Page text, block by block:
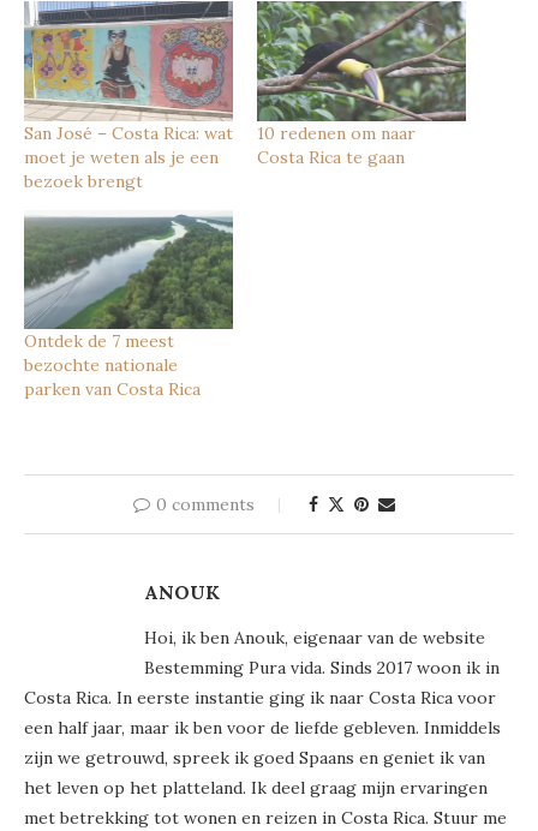
San José – Costa Rica: wat
moet je weten als je een
bezoek brengt
10 redenen om naar
Costa Rica te gaan
Ontdek de 7 meest
bezochte nationale
parken van Costa Rica
0 comments
ANOUK
Hoi, ik ben Anouk, eigenaar van de website
Bestemming Pura vida. Sinds 2017 woon ik in
Costa Rica. In eerste instantie ging ik naar Costa Rica voor
een half jaar, maar ik ben voor de liefde gebleven. Inmiddels
zijn we getrouwd, spreek ik goed Spaans en geniet ik van
het leven op het platteland. Ik deel graag mijn ervaringen
met betrekking tot wonen en reizen in Costa Rica. Stuur me